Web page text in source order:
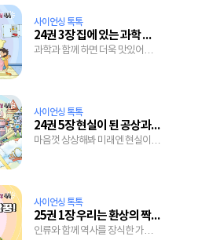
사이언싱 톡톡
24권 3장 집에 있는 과학 실험실, 부엌
과학과 함께 하면 더욱 맛있어지는
사이언싱 톡톡
24권 5장 현실이 된 공상과학 소설
마음껏 상상해봐 미래엔 현실이
사이언싱 톡톡
25권 1장 우리는 환상의 짝꿍!
인류와 함께 역사를 장식한 가축